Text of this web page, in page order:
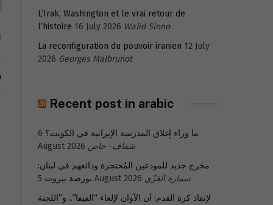
L’Irak, Washington et le vrai retour de
l’histoire 16 July 2026 Walid Sinno
La reconfiguration du pouvoir iranien 12 July
2026 Georges Malbrunot
Recent post in arabic
ما وراء إغلاق المدرسة الإيرانية في الكويت؟ 6
August 2026 شفاف- خاص
مخرج جديد للمودعين المُحتجزة ودائعهم في لبنان:
بورصة بيروت 5 August 2026 سمارة القزّي
لإنقاذ كرة القدم: آن الآوان لإلغاء “الفيفا”.. و”اللجنة